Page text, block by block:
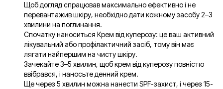
Щоб догляд спрацював максимально ефективно і не
перевантажив шкіру, необхідно дати кожному засобу 2–3
хвилини на поглинання.
Спочатку наноситься Крем від куперозу: це ваш активний
лікувальний або профілактичний засіб, тому він має
лягати найпершим на чисту шкіру.
Зачекайте 3–5 хвилин, щоб крем від куперозу повністю
ввібрався, і наносьте денний крем.
Ще через 5 хвилин можна нанести SPF-захист, і через 15-